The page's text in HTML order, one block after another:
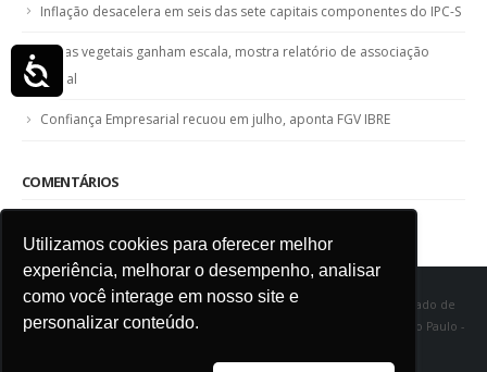
Utilizamos cookies para oferecer melhor
experiência, melhorar o desempenho, analisar
como você interage em nosso site e
personalizar conteúdo.
Acessibilidade
Inflação desacelera em seis das sete capitais componentes do IPC-S
Fibras vegetais ganham escala, mostra relatório de associação
global
Confiança Empresarial recuou em julho, aponta FGV IBRE
COMENTÁRIOS
SINDITÊXTIL SP - Sindicato das Indústrias de Fiação e Tecelagem do Estado de
São Paulo Rua Marquês de Itu, 968 - Vila Buarque - Cep 01223-000 - São Paulo -